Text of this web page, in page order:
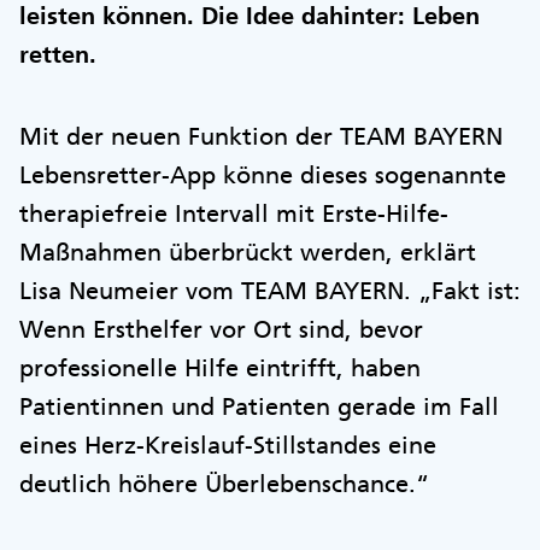
leisten können. Die Idee dahinter: Leben
retten.
Mit der neuen Funktion der TEAM BAYERN
Lebensretter-App könne dieses sogenannte
therapiefreie Intervall mit Erste-Hilfe-
Maßnahmen überbrückt werden, erklärt
Lisa Neumeier vom TEAM BAYERN. „Fakt ist:
Wenn Ersthelfer vor Ort sind, bevor
professionelle Hilfe eintrifft, haben
Patientinnen und Patienten gerade im Fall
eines Herz-Kreislauf-Stillstandes eine
deutlich höhere Überlebenschance.“